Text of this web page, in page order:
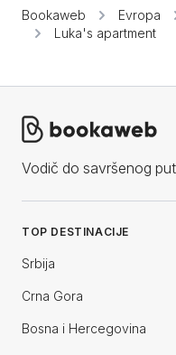
Bookaweb Evropa
Luka's apartment
Vodič do savršenog
TOP DESTINACIJE
Srbija
Crna Gora
Bosna i Hercegovina